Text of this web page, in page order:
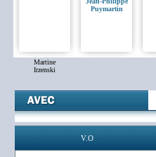
Martine
Irzenski
Puymartin
V.O